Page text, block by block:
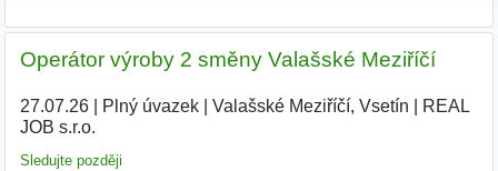
Operátor výroby 2 směny Valašské Meziříčí
27.07.26| Plný úvazek| Valašské Meziříčí, Vsetín
REAL
JOB s.r.o.
Sledujte později